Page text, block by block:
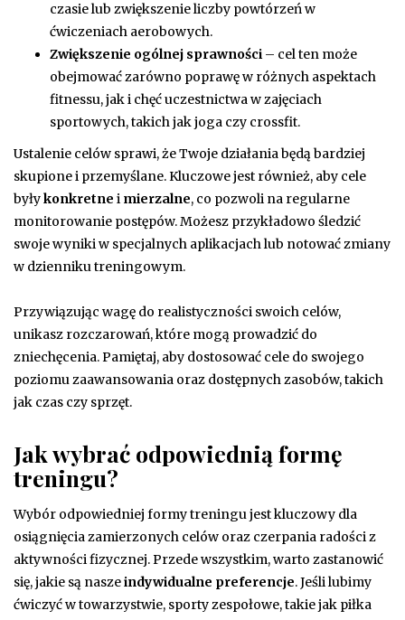
czasie lub zwiększenie liczby powtórzeń w
ćwiczeniach aerobowych.
Zwiększenie ogólnej sprawności – cel ten może
obejmować zarówno poprawę w różnych aspektach
fitnessu, jak i chęć uczestnictwa w zajęciach
sportowych, takich jak joga czy crossfit.
Ustalenie celów sprawi, że Twoje działania będą bardziej
skupione i przemyślane. Kluczowe jest również, aby cele
byłykonkretne i mierzalne, co pozwoli na regularne
monitorowanie postępów. Możesz przykładowo śledzić
swoje wyniki w specjalnych aplikacjach lub notować zmiany
w dzienniku treningowym.
Przywiązując wagę do realistyczności swoich celów,
unikasz rozczarowań, które mogą prowadzić do
zniechęcenia. Pamiętaj, aby dostosować cele do swojego
poziomu zaawansowania oraz dostępnych zasobów, takich
jak czas czy sprzęt.
Jak wybrać odpowiednią formę
treningu?
Wybór odpowiedniej formy treningu jest kluczowy dla
osiągnięcia zamierzonych celów oraz czerpania radości z
aktywności fizycznej. Przede wszystkim, warto zastanowić
się, jakie są naszeindywidualne preferencje. Jeśli lubimy
ćwiczyć w towarzystwie, sporty zespołowe, takie jak piłka